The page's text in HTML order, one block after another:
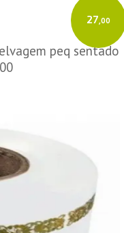
27,00
peq sentado